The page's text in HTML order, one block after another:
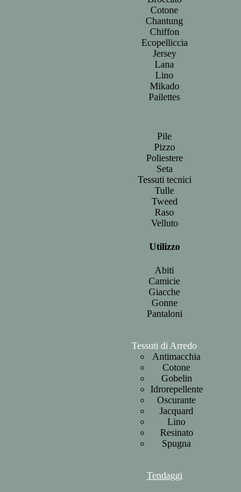
Cotone
Chantung
Chiffon
Ecopelliccia
Jersey
Lana
Lino
Mikado
Pailettes
Pile
Pizzo
Poliestere
Seta
Tessuti tecnici
Tulle
Tweed
Raso
Velluto
Utilizzo
Abiti
Camicie
Giacche
Gonne
Pantaloni
Tessuti di Arredo
Antimacchia
Cotone
Gobelin
Idrorepellente
Oscurante
Jacquard
Lino
Resinato
Spugna
Tendaggi